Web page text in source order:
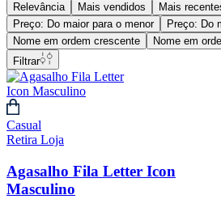
Relevância
Mais vendidos Mais
Preço: Do maior para o menor
Preço: Do
Nome em ordem crescente
Nome em
Filtrar
Casual
Retira Loja
Agasalho Fila Letter Icon
Masculino